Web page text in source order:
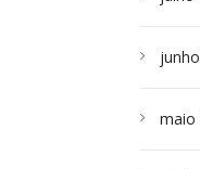
maio